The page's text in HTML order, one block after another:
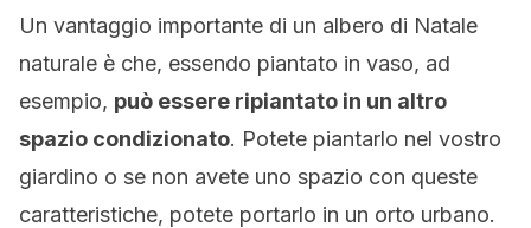
Un vantaggio importante di un albero di Natale
naturale è che, essendo piantato in vaso, ad
esempio, può essere ripiantato in un altro
spazio condizionato. Potete piantarlo nel vostro
giardino o se non avete uno spazio con queste
caratteristiche, potete portarlo in un orto urbano.